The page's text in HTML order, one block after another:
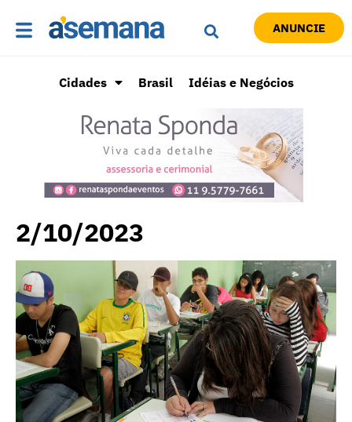
ANUNCIE
Cidades Brasil Idéias e Negócios
2/10/2023